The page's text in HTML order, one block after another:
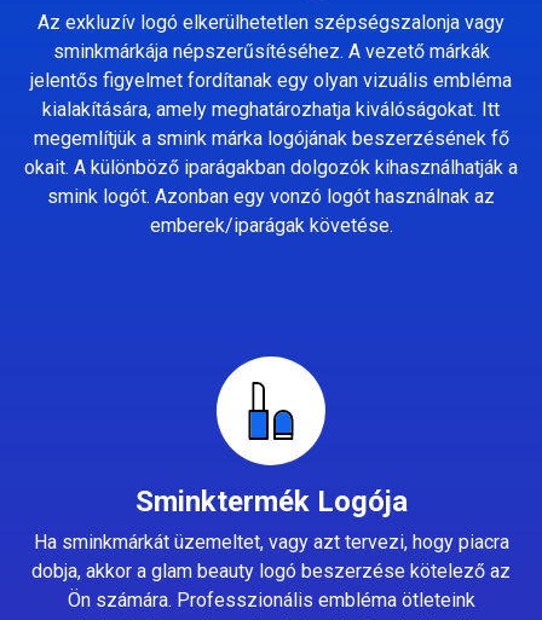
Az exkluzív logó elkerülhetetlen szépségszalonja vagy
sminkmárkája népszerűsítéséhez. A vezető márkák
jelentős figyelmet fordítanak egy olyan vizuális embléma
kialakítására, amely meghatározhatja kiválóságokat. Itt
megemlítjük a smink márka logójának beszerzésének fő
okait. A különböző iparágakban dolgozók kihasználhatják a
smink logót. Azonban egy vonzó logót használnak az
emberek/iparágak követése.
Sminktermék Logója
Ha sminkmárkát üzemeltet, vagy azt tervezi, hogy piacra
dobja, akkor a glam beauty logó beszerzése kötelező az
Ön számára. Professzionális embléma ötleteink